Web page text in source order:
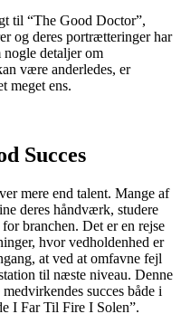
til “The Good Doctor”,
og deres portrætteringer har
detaljer om
være anderledes, er
meget ens.
Succes
mere end talent. Mange af
deres håndværk, studere
branchen. Det er en rejse
hvor vedholdenhed er
at ved at omfavne fejl
til næste niveau. Denne
succes både i
I Far Til Fire I Solen”.